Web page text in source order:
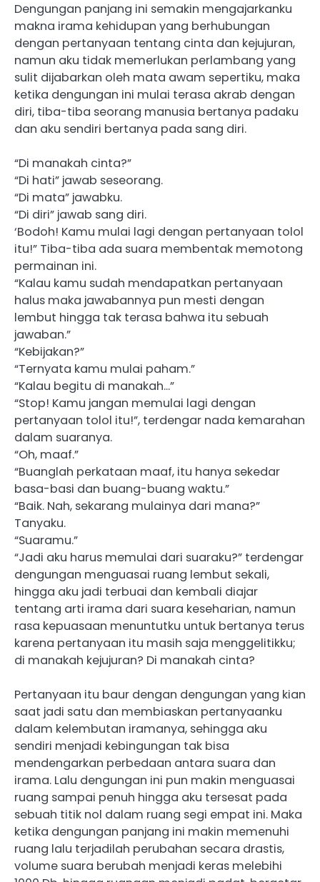
Dengungan panjang ini semakin mengajarkanku
makna irama kehidupan yang berhubungan
dengan pertanyaan tentang cinta dan kejujuran,
namun aku tidak memerlukan perlambang yang
sulit dijabarkan oleh mata awam sepertiku, maka
ketika dengungan ini mulai terasa akrab dengan
diri, tiba-tiba seorang manusia bertanya padaku
dan aku sendiri bertanya pada sang diri.
“Di manakah cinta?”
“Di hati” jawab seseorang.
“Di mata” jawabku.
“Di diri” jawab sang diri.
‘Bodoh! Kamu mulai lagi dengan pertanyaan tolol
itu!” Tiba-tiba ada suara membentak memotong
permainan ini.
“Kalau kamu sudah mendapatkan pertanyaan
halus maka jawabannya pun mesti dengan
lembut hingga tak terasa bahwa itu sebuah
jawaban.”
“Kebijakan?”
“Ternyata kamu mulai paham.”
“Kalau begitu di manakah…”
“Stop! Kamu jangan memulai lagi dengan
pertanyaan tolol itu!”, terdengar nada kemarahan
dalam suaranya.
“Oh, maaf.”
“Buanglah perkataan maaf, itu hanya sekedar
basa-basi dan buang-buang waktu.”
“Baik. Nah, sekarang mulainya dari mana?”
Tanyaku.
“Suaramu.”
“Jadi aku harus memulai dari suaraku?” terdengar
dengungan menguasai ruang lembut sekali,
hingga aku jadi terbuai dan kembali diajar
tentang arti irama dari suara keseharian, namun
rasa kepuasaan menuntutku untuk bertanya terus
karena pertanyaan itu masih saja menggelitikku;
di manakah kejujuran? Di manakah cinta?
Pertanyaan itu baur dengan dengungan yang kian
saat jadi satu dan membiaskan pertanyaanku
dalam kelembutan iramanya, sehingga aku
sendiri menjadi kebingungan tak bisa
mendengarkan perbedaan antara suara dan
irama. Lalu dengungan ini pun makin menguasai
ruang sampai penuh hingga aku tersesat pada
sebuah titik nol dalam ruang segi empat ini. Maka
ketika dengungan panjang ini makin memenuhi
ruang lalu terjadilah perubahan secara drastis,
volume suara berubah menjadi keras melebihi